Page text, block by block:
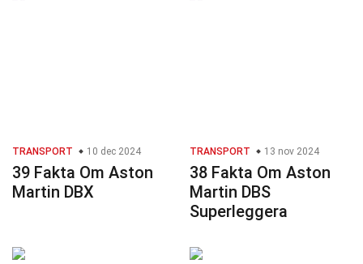
TRANSPORT 10 dec 2024
39 Fakta Om Aston
Martin DBX
TRANSPORT 13 nov 2024
38 Fakta Om Aston
Martin DBS
Superleggera